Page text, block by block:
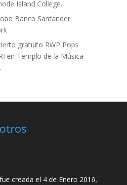
Island College.
Banco Santander
gratuito RWP Pops
en Templo de la Música
creada el 4 de Enero 2016,